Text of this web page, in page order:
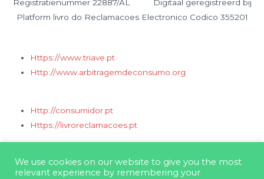
Registratienummer 22887/AL Digitaal geregistreerd bij
Platform livro do Reclamacoes Electronico Codico 355201
Https://www.triave.pt
Http://www.arbitragemdeconsumo.org
Http://consumidor.pt
Https://livroreclamacoes.pt
Cookiebeleid
We use cookies on our website to give you the most
relevant experience by remembering your